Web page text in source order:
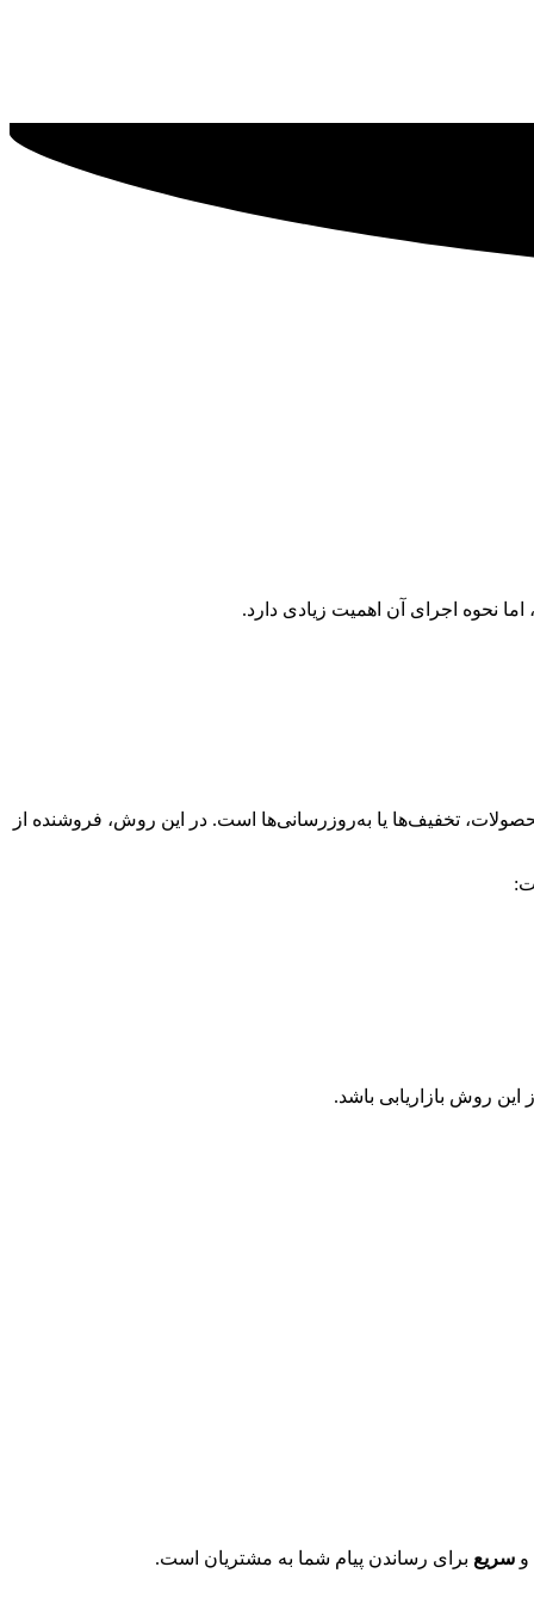
تخفیف‌ها یا به‌روزرسانی‌ها است. در این روش، فروشنده از
این روش بازاریابی باشد.
و سریع برای رساندن پیام شما به مشتریان است.